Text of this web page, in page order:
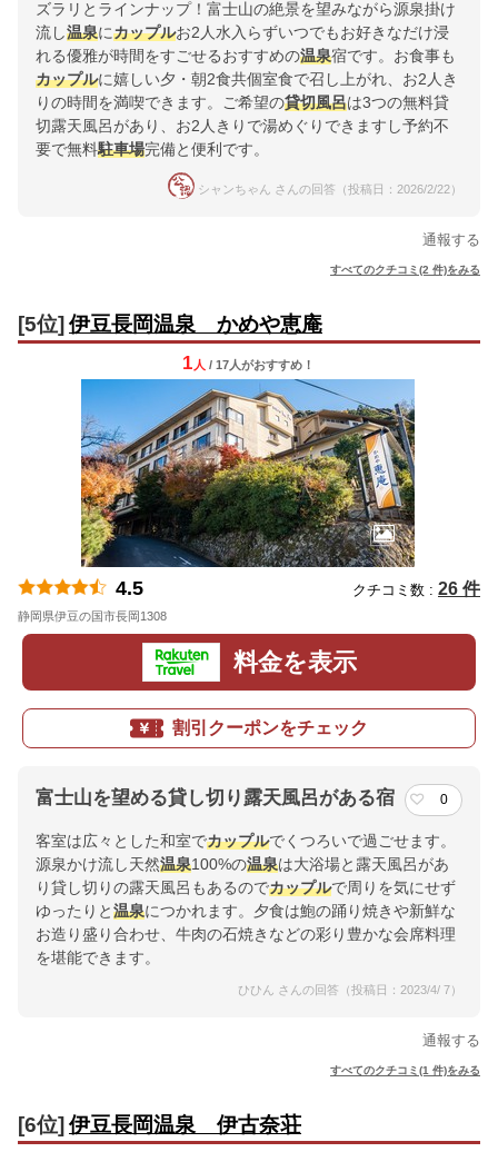
ズラリとラインナップ！富士山の絶景を望みながら源泉掛け
流し温泉にカップルお2人水入らずいつでもお好きなだけ浸
れる優雅が時間をすごせるおすすめの温泉宿です。お食事も
カップルに嬉しい夕・朝2食共個室食で召し上がれ、お2人き
りの時間を満喫できます。ご希望の貸切風呂は3つの無料貸
切露天風呂があり、お2人きりで湯めぐりできますし予約不
要で無料駐車場完備と便利です。
シャンちゃん さんの回答（投稿日：2026/2/22）
通報する
すべてのクチコミ(2 件)をみる
[5位] 伊豆長岡温泉 かめや恵庵
1 人 / 17人がおすすめ！
4.5 クチコミ数 : 26 件
静岡県伊豆の国市長岡1308
料金を表示
割引クーポンをチェック
富士山を望める貸し切り露天風呂がある宿 0
客室は広々とした和室でカップルでくつろいで過ごせます。
源泉かけ流し天然温泉100%の温泉は大浴場と露天風呂があ
り貸し切りの露天風呂もあるのでカップルで周りを気にせず
ゆったりと温泉につかれます。夕食は鮑の踊り焼きや新鮮な
お造り盛り合わせ、牛肉の石焼きなどの彩り豊かな会席料理
を堪能できます。
ひひん さんの回答（投稿日：2023/4/ 7）
通報する
すべてのクチコミ(1 件)をみる
[6位] 伊豆長岡温泉 伊古奈荘